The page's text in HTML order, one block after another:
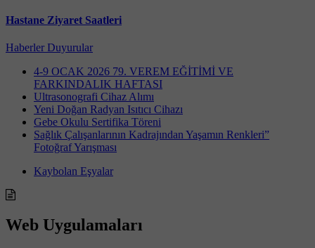
Hastane Ziyaret Saatleri
Haberler Duyurular
4-9 OCAK 2026 79. VEREM EĞİTİMİ VE
FARKINDALIK HAFTASI
Ultrasonografi Cihaz Alımı
Yeni Doğan Radyan Isıtıcı Cihazı
Gebe Okulu Sertifika Töreni
Sağlık Çalışanlarının Kadrajından Yaşamın Renkleri”
Fotoğraf Yarışması
Kaybolan Eşyalar
Web Uygulamaları